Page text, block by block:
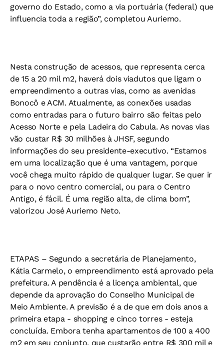
governo do Estado, como a via portuária (federal) que
influencia toda a região”, completou Auriemo.
Nesta construção de acessos, que representa cerca
de 15 a 20 mil m2, haverá dois viadutos que ligam o
empreendimento a outras vias, como as avenidas
Bonocô e ACM. Atualmente, as conexões usadas
como entradas para o futuro bairro são feitas pelo
Acesso Norte e pela Ladeira do Cabula. As novas vias
vão custar R$ 30 milhões à JHSF, segundo
informações do seu presidente-executivo. “Estamos
em uma localização que é uma vantagem, porque
você chega muito rápido de qualquer lugar. Se quer ir
para o novo centro comercial, ou para o Centro
Antigo, é fácil. É uma região alta, de clima bom”,
valorizou José Auriemo Neto.
ETAPAS – Segundo a secretária de Planejamento,
Kátia Carmelo, o empreendimento está aprovado pela
prefeitura. A pendência é a licença ambiental, que
depende da aprovação do Conselho Municipal de
Meio Ambiente. A previsão é a de que em dois anos a
primeira etapa - shopping e cinco torres - esteja
concluída. Embora tenha apartamentos de 100 a 400
m2 em seu conjunto, que custarão entre R$ 300 mil e